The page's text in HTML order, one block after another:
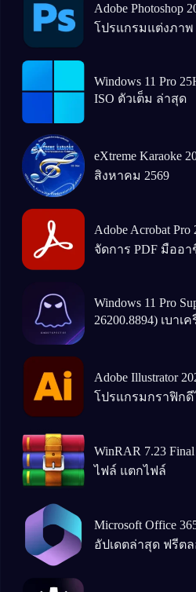
Adobe Photoshop
โปรแกรมแต่งภาพ
Windows 11 Pro
ISO ตัวเต็ม ล่าสุด
eXtreme Karaoke
สิงหาคม 2569
Adobe Acrobat
จัดการ PDF มืออ
Windows 11 Pro
26200.8894) เบาเค
Adobe Illustrator
โปรแกรมกราฟิก
WinRAR 7.23
ไฟล์ แตกไฟล์
Microsoft Office
อัปเดตล่าสุด ฟรีต